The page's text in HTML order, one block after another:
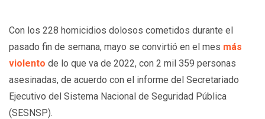
Con los 228 homicidios dolosos cometidos durante el
pasado fin de semana, mayo se convirtió en el mes más
violento de lo que va de 2022, con 2 mil 359 personas
asesinadas, de acuerdo con el informe del Secretariado
Ejecutivo del Sistema Nacional de Seguridad Pública
(SESNSP).